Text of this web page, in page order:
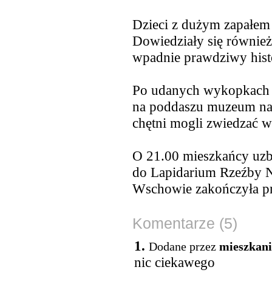
Dzieci z dużym
Dowiedziały się
wpadnie prawdziwy
Po udanych
na poddaszu muzeum
chętni mogli zwiedzać
O 21.00 mieszkańcy
do Lapidarium Rzeźby
Wschowie zakończyła
Komentarze (5)
1. Dodane przez
nic ciekawego